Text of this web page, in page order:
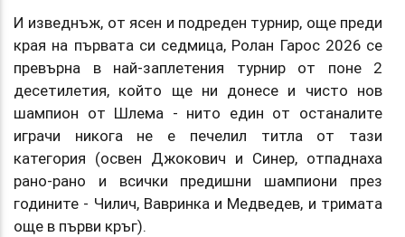
И изведнъж, от ясен и подреден турнир, още преди
края на първата си седмица, Ролан Гарос 2026 се
превърна в най-заплетения турнир от поне 2
десетилетия, който ще ни донесе и чисто нов
шампион от Шлема - нито един от останалите
играчи никога не е печелил титла от тази
категория (освен Джокович и Синер, отпаднаха
рано-рано и всички предишни шампиони през
годините - Чилич, Вавринка и Медведев, и тримата
още в първи кръг).